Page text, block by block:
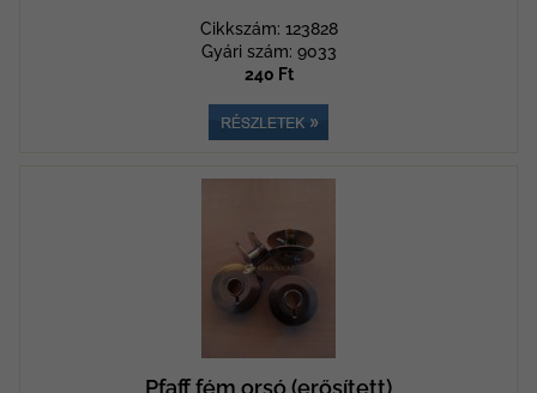
Cikkszám: 123828
Gyári szám: 9033
240 Ft